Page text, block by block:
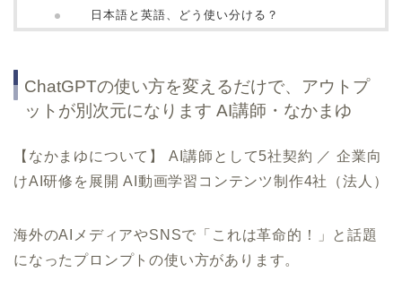
日本語と英語、どう使い分ける？
ChatGPTの使い方を変えるだけで、アウトプ
ットが別次元になります AI講師・なかまゆ
【なかまゆについて】 AI講師として5社契約 ／ 企業向
けAI研修を展開 AI動画学習コンテンツ制作4社（法人）
海外のAIメディアやSNSで「これは革命的！」と話題
になったプロンプトの使い方があります。